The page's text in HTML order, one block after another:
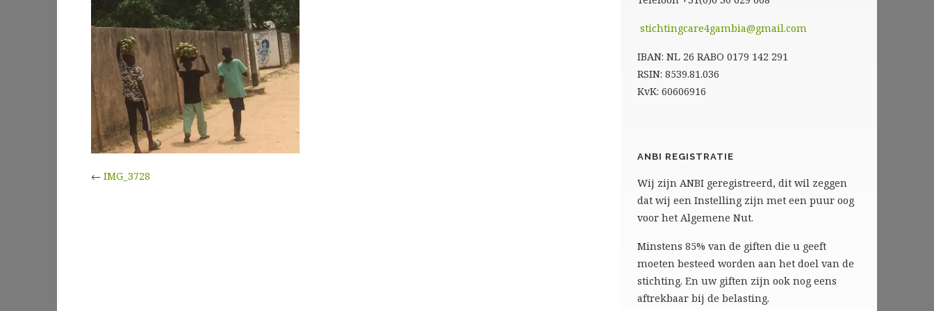
← IMG_3728
stichtingcare4gambia@gmail.com
IBAN: NL 26 RABO 0179 142 291
RSIN: 8539.81.036
KvK: 60606916
ANBI REGISTRATIE
Wij zijn ANBI geregistreerd, dit wil zeggen
dat wij een Instelling zijn met een puur oog
voor het Algemene Nut.
Minstens 85% van de giften die u geeft
moeten besteed worden aan het doel van de
stichting. En uw giften zijn ook nog eens
aftrekbaar bij de belasting.